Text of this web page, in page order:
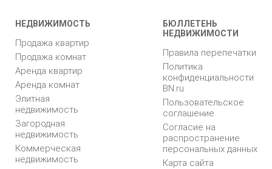
НЕДВИЖИМОСТЬ
Продажа квартир
Продажа комнат
Аренда квартир
Аренда комнат
Элитная
недвижимость
Загородная
недвижимость
Коммерческая
недвижимость
БЮЛЛЕТЕНЬ
НЕДВИЖИМОСТИ
Правила перепечатки
Политика
конфиденциальности
BN.ru
Пользовательское
соглашение
Согласие на
распространение
персональных данных
Карта сайта